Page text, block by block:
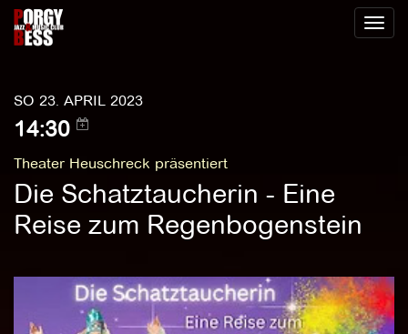
Toggle
SO 23. APRIL 2023
14:30
Theater Heuschreck präsentiert
Die Schatztaucherin - Eine
Reise zum Regenbogenstein